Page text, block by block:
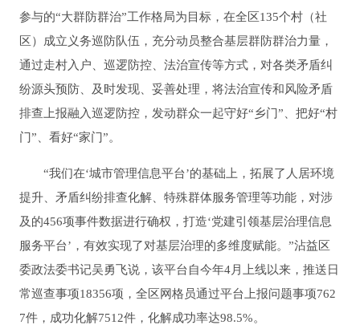
参与的“大群防群治”工作格局为目标，在全区135个村（社
区）成立义务巡防队伍，充分动员整合基层群防群治力量，
通过走村入户、巡逻防控、法治宣传等方式，对各类矛盾纠
纷源头预防、及时发现、妥善处理，将法治宣传和风险矛盾
排查上报融入巡逻防控，发动群众一起守好“乡门”、把好“村
门”、看好“家门”。
“我们在‘城市管理信息平台’的基础上，拓展了人居环境
提升、矛盾纠纷排查化解、特殊群体服务管理等功能，对涉
及的456项事件数据进行确权，打造‘党建引领基层治理信息
服务平台’，有效实现了对基层治理的多维度赋能。”沾益区
委政法委书记吴勇飞说，该平台自今年4月上线以来，推送日
常巡查事项18356项，全区网格员通过平台上报问题事项762
7件，成功化解7512件，化解成功率达98.5%。